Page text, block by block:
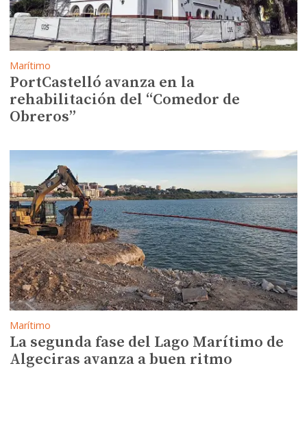
Puerto y Ciudad
Ayuntamiento y AP de
Santander impulsan los
proyectos para transformar el
frente marítimo
Marítimo
PortCastelló avanza en la
rehabilitación del “Comedor de
Obreros”
Marítimo
La segunda fase del Lago Marítimo de
Algeciras avanza a buen ritmo